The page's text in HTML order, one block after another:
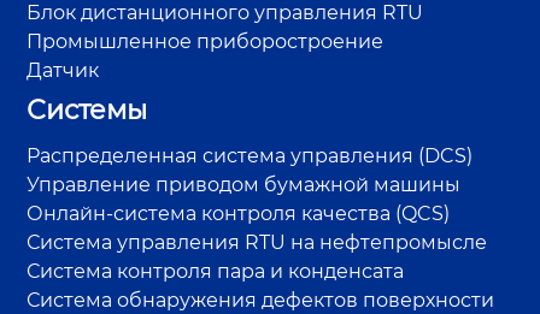
Блок дистанционного управления RTU
Промышленное приборостроение
Датчик
Системы
Распределенная система управления (DCS)
Управление приводом бумажной машины
Онлайн-система контроля качества (QCS)
Система управления RTU на нефтепромысле
Система контроля пара и конденсата
Система обнаружения дефектов поверхности